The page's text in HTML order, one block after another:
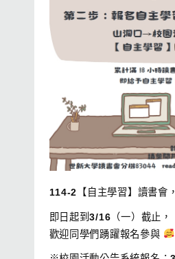
114-2【自主學習】讀書會
即日起到3/16（一）截止，
歡迎同學們踴躍報名參與